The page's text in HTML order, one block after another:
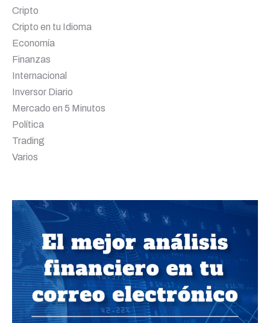
Cripto
Cripto en tu Idioma
Economía
Finanzas
Internacional
Inversor Diario
Mercado en 5 Minutos
Política
Trading
Varios